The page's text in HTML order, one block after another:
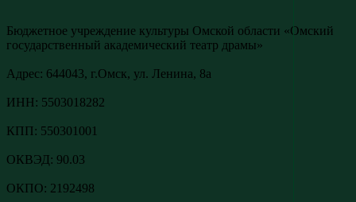
Бюджетное учреждение культуры Омской области «Омский
государственный академический театр драмы»
Адреc: 644043, г.Омск, ул. Ленина, 8а
ИНН: 5503018282
КПП: 550301001
ОКВЭД: 90.03
ОКПО: 2192498